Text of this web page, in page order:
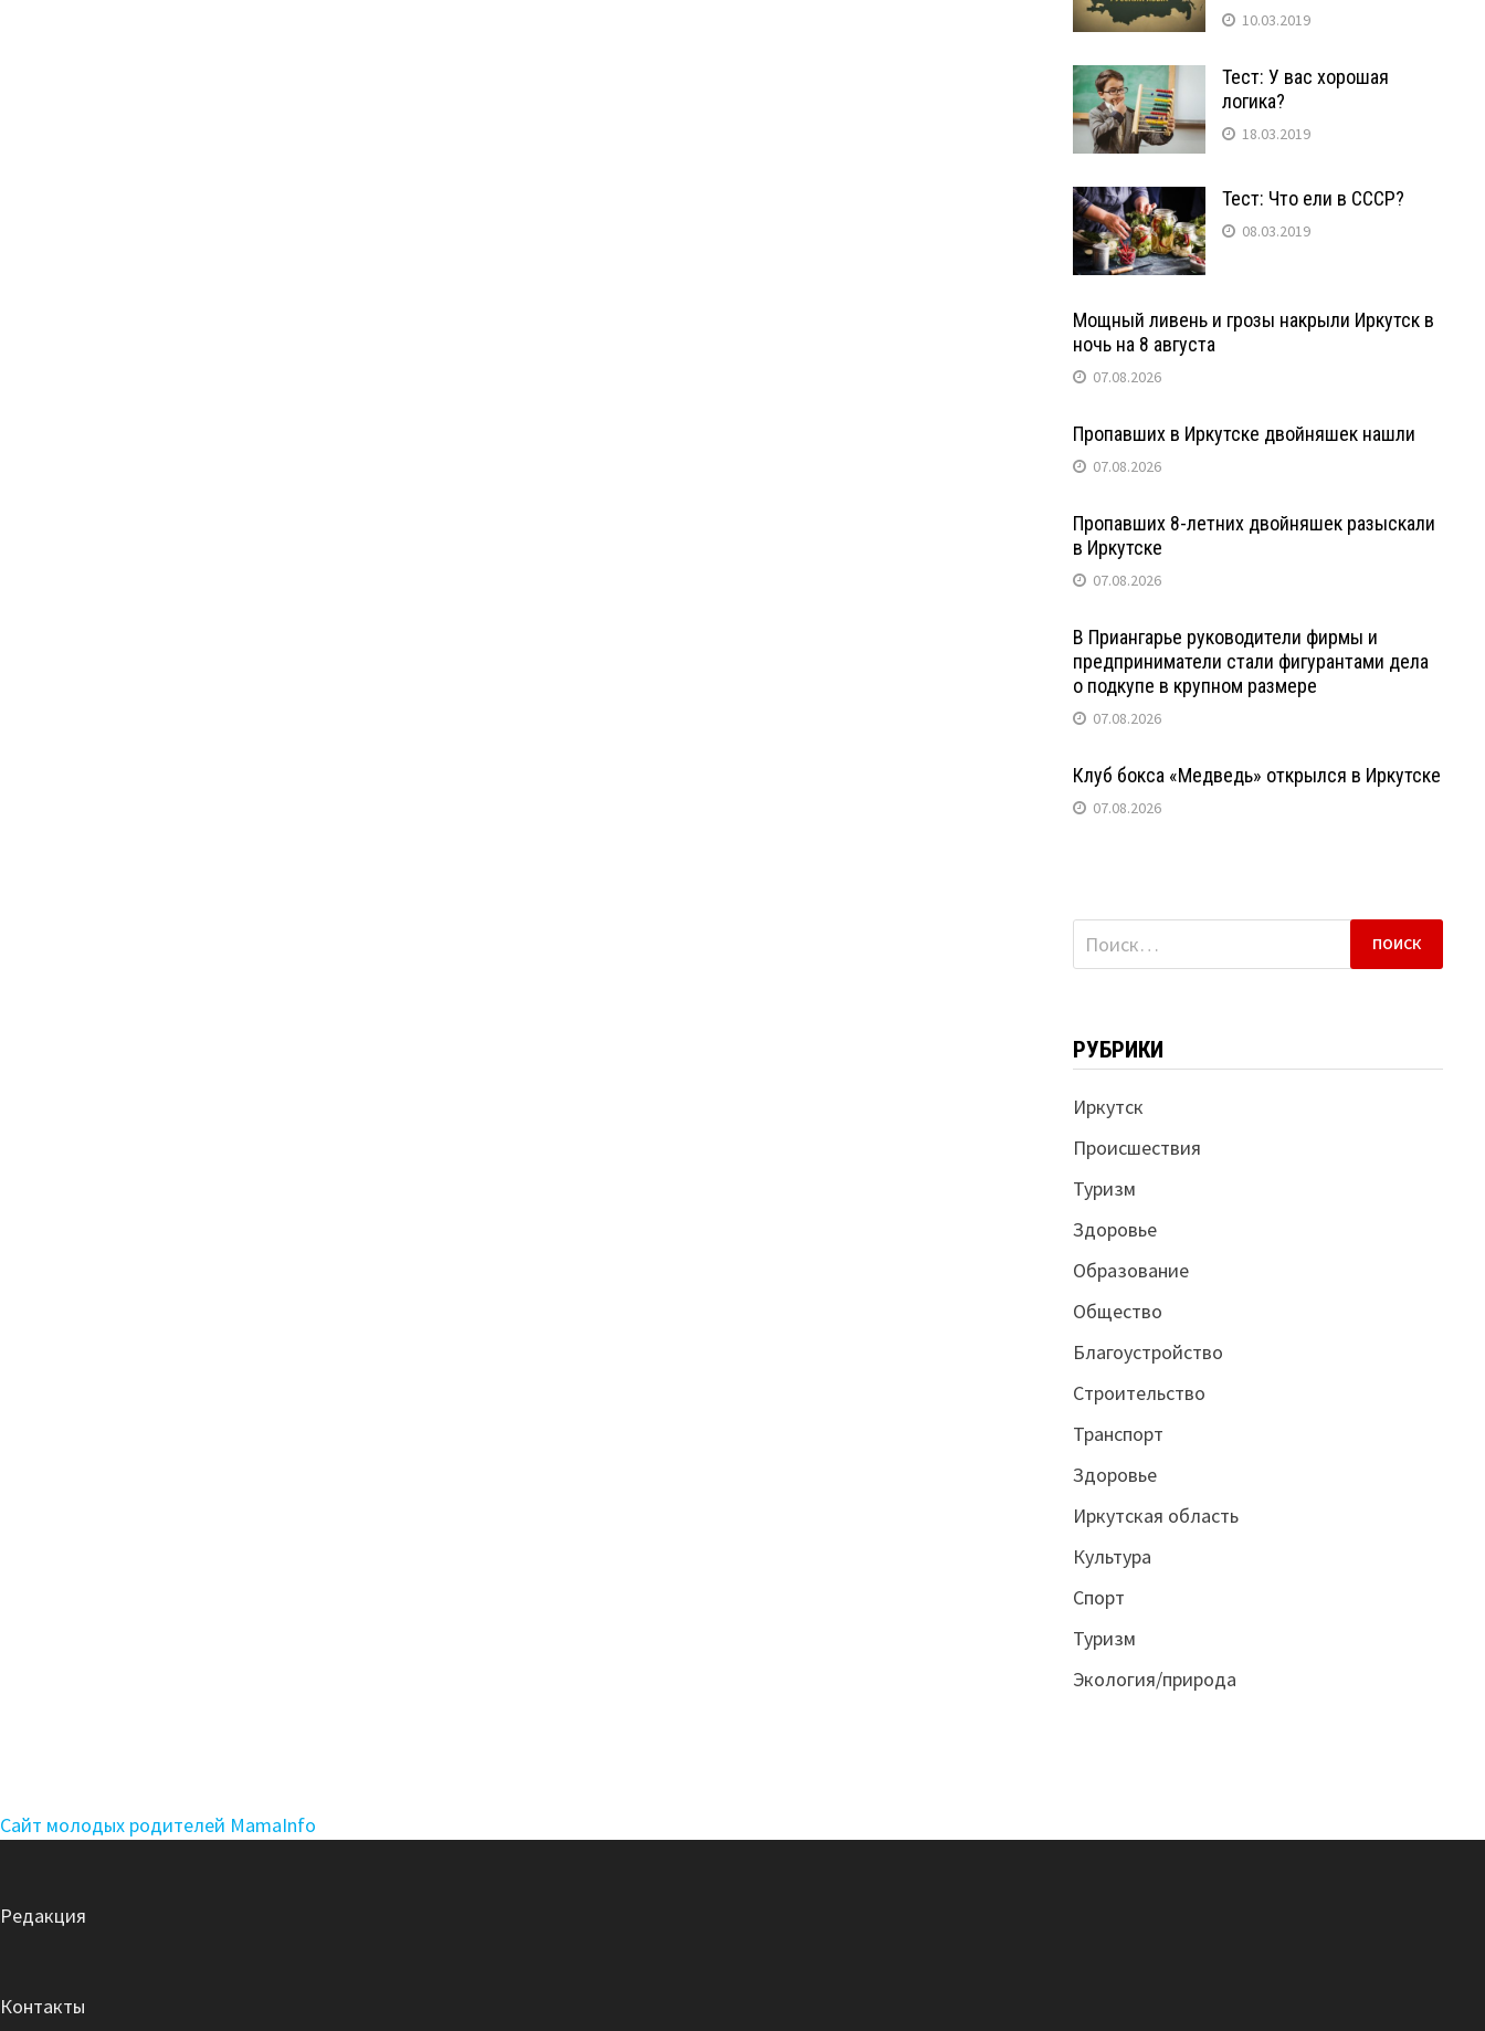
10.03.2019
Тест: У вас хорошая
логика?
18.03.2019
Тест: Что ели в СССР?
08.03.2019
Мощный ливень и грозы накрыли Иркутск в
ночь на 8 августа
07.08.2026
Пропавших в Иркутске двойняшек нашли
07.08.2026
Пропавших 8-летних двойняшек разыскали
в Иркутске
07.08.2026
В Приангарье руководители фирмы и
предприниматели стали фигурантами дела
о подкупе в крупном размере
07.08.2026
Клуб бокса «Медведь» открылся в Иркутске
07.08.2026
Найти:
РУБРИКИ
Иркутск
Происшествия
Туризм
Здоровье
Образование
Общество
Благоустройство
Строительство
Транспорт
Здоровье
Иркутская область
Культура
Спорт
Туризм
Экология/природа
Сайт молодых родителей MamaInfo
Редакция
Контакты